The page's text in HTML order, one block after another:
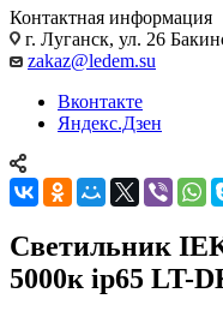
Контактная информация
г. Луганск, ул. 26
zakaz@ledem.su
Вконтакте
Яндекс.Дзен
Светильник
5000к ip65 LT-